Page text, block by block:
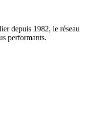
depuis 1982, le réseau
performants.